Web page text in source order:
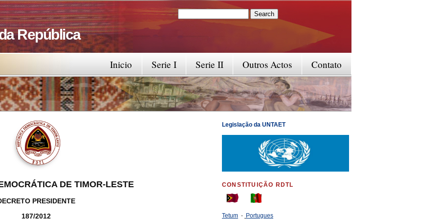
República
Search form
Contato
Outros Actos
Serie II
Serie I
Inicio
DE TIMOR-LESTE
PRESIDENTE
187/2012
Legislação da UNTAET
CONSTITUIÇÃO RDTL
Tetum - Portugues